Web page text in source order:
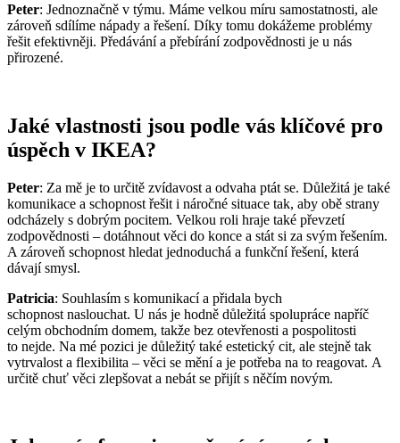
Peter: Jednoznačně v týmu. Máme velkou míru samostatnosti, ale
zároveň sdílíme nápady a řešení. Díky tomu dokážeme problémy
řešit efektivněji. Předávání a přebírání zodpovědnosti je u nás
přirozené.
Jaké vlastnosti jsou podle vás klíčové pro
úspěch v IKEA?
Peter: Za mě je to určitě zvídavost a odvaha ptát se. Důležitá je také
komunikace a schopnost řešit i náročné situace tak, aby obě strany
odcházely s dobrým pocitem. Velkou roli hraje také převzetí
zodpovědnosti – dotáhnout věci do konce a stát si za svým řešením.
A zároveň schopnost hledat jednoduchá a funkční řešení, která
dávají smysl.
Patricia: Souhlasím s komunikací a přidala bych
schopnost naslouchat. U nás je hodně důležitá spolupráce napříč
celým obchodním domem, takže bez otevřenosti a pospolitosti
to nejde. Na mé pozici je důležitý také estetický cit, ale stejně tak
vytrvalost a flexibilita – věci se mění a je potřeba na to reagovat. A
určitě chuť věci zlepšovat a nebát se přijít s něčím novým.